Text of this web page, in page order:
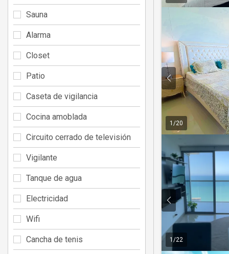
1 /20
1 /22
Sauna
Alarma
Closet
Patio
Caseta de vigilancia
Cocina amoblada
Circuito cerrado de televisión
Vigilante
Tanque de agua
Electricidad
Wifi
Cancha de tenis